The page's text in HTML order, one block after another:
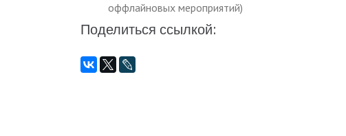
оффлайновых мероприятий)
Поделиться ссылкой: